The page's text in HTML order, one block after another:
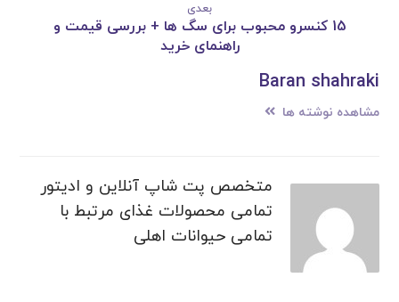
بعدی
15 کنسرو محبوب برای سگ ها + بررسی قیمت و
راهنمای خرید
Baran shahraki
مشاهده نوشته ها
متخصص پت شاپ آنلاین و ادیتور
تمامی محصولات غذای مرتبط با
تمامی حیوانات اهلی